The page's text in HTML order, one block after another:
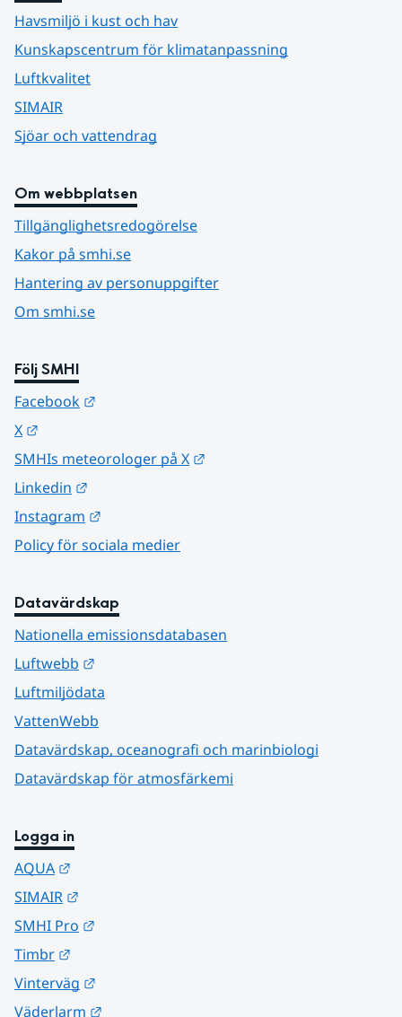
Havsmiljö i kust och hav
Kunskapscentrum för klimatanpassning
Luftkvalitet
SIMAIR
Sjöar och vattendrag
Om webbplatsen
Tillgänglighetsredogörelse
Kakor på smhi.se
Hantering av personuppgifter
Om smhi.se
Följ SMHI
Facebook
X
SMHIs meteorologer på X
Linkedin
Instagram
Policy för sociala medier
Datavärdskap
Nationella emissionsdatabasen
Luftwebb
Luftmiljödata
VattenWebb
Datavärdskap, oceanografi och marinbiologi
Datavärdskap för atmosfärkemi
Logga in
AQUA
SIMAIR
SMHI Pro
Timbr
Vinterväg
Väderlarm